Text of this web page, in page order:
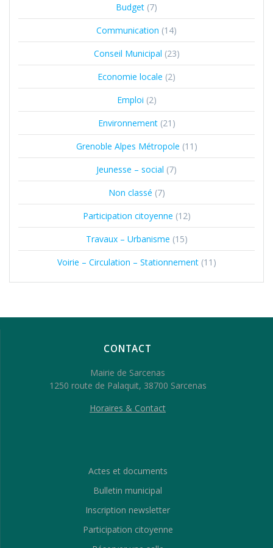
Budget (7)
Communication (14)
Conseil Municipal (23)
Economie locale (2)
Emploi (2)
Environnement(21)
Grenoble Alpes Métropole (11)
Jeunesse – social (7)
Non classé (7)
Participation citoyenne (12)
Travaux – Urbanisme (15)
Voirie – Circulation – Stationnement(11)
CONTACT
Mairie de Sarcenas
1250 route de Palaquit, 38700 Sarcenas
Horaires & Contact
Actes et documents
Bulletin municipal
Inscription newsletter
Participation citoyenne